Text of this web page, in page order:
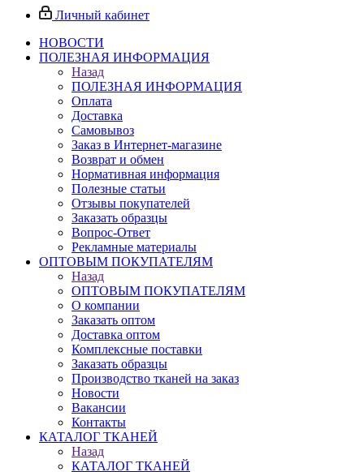
Личный кабинет
НОВОСТИ
ПОЛЕЗНАЯ ИНФОРМАЦИЯ
Назад
ПОЛЕЗНАЯ ИНФОРМАЦИЯ
Оплата
Доставка
Самовывоз
Заказ в Интернет-магазине
Возврат и обмен
Нормативная информация
Полезные статьи
Отзывы покупателей
Заказать образцы
Вопрос-Ответ
Рекламные материалы
ОПТОВЫМ ПОКУПАТЕЛЯМ
Назад
ОПТОВЫМ ПОКУПАТЕЛЯМ
О компании
Заказать оптом
Доставка оптом
Комплексные поставки
Заказать образцы
Производство тканей на заказ
Новости
Вакансии
Контакты
КАТАЛОГ ТКАНЕЙ
Назад
КАТАЛОГ ТКАНЕЙ